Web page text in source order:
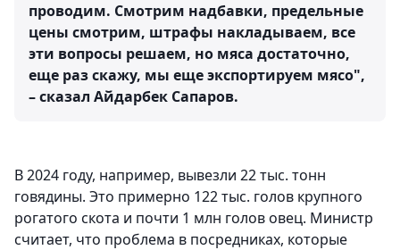
проводим. Смотрим надбавки, предельные
цены смотрим, штрафы накладываем, все
эти вопросы решаем, но мяса достаточно,
еще раз скажу, мы еще экспортируем мясо",
– сказал Айдарбек Сапаров.
В 2024 году, например, вывезли 22 тыс. тонн
говядины. Это примерно 122 тыс. голов крупного
рогатого скота и почти 1 млн голов овец. Министр
считает, что проблема в посредниках, которые